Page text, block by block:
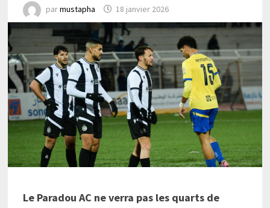
parmustapha 18 janvier 2026
Le Paradou AC ne verra pas les quarts de